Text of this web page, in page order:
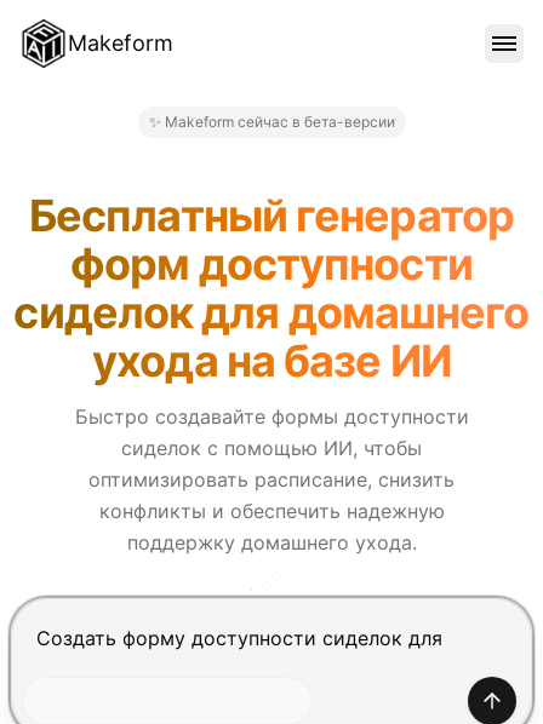
Makeform
БЛОГ
ЦЕНЫ
ПОПРОБОВАТЬ БЕСПЛАТНО
✨ Makeform сейчас в бета-версии
Бесплатный генератор
форм доступности
сиделок для домашнего
ухода на базе ИИ
Быстро создавайте формы доступности
сиделок с помощью ИИ, чтобы
оптимизировать расписание, снизить
конфликты и обеспечить надежную
поддержку домашнего ухода.
Нажмите Enter, чтобы отправить, Shift+Enter —